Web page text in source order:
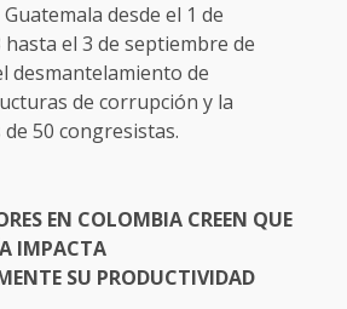
desde el 1 de
el 3 de septiembre de
desmantelamiento de
de corrupción y la
50 congresistas.
EN COLOMBIA CREEN QUE
IMPACTA
SU PRODUCTIVIDAD